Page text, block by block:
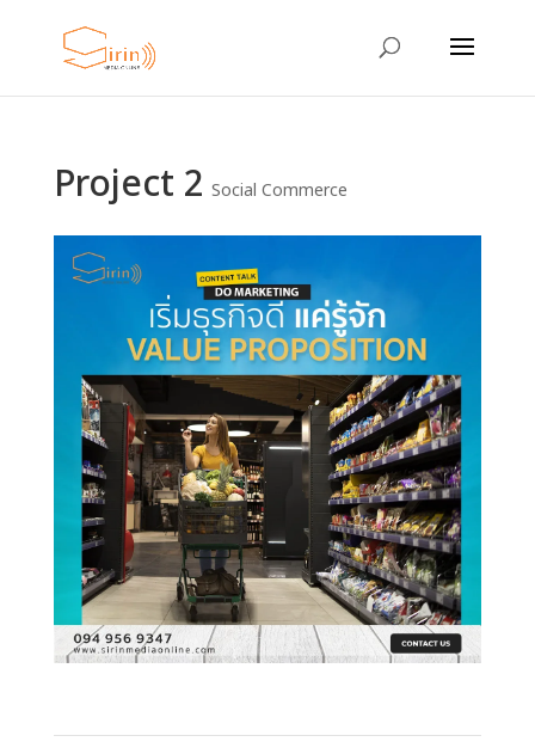
Project 2 Social Commerce